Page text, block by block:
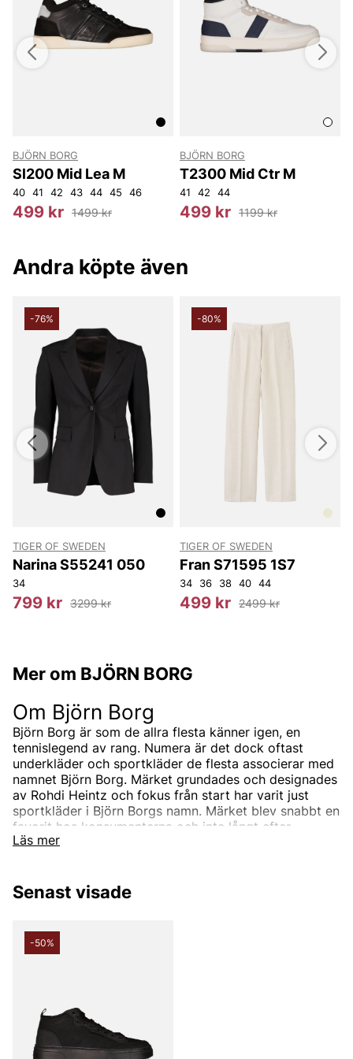
BJÖRN BORG
Sl200 Mid Lea M
40 41 42 43 44 45 46
499 kr 1499 kr
BJÖRN BORG
T2300 Mid Ctr M
41 42 44
499 kr 1199 kr
Andra köpte även
-76%
TIGER OF SWEDEN
Narina S55241 050
34
799 kr 3299 kr
-80%
TIGER OF SWEDEN
Fran S71595 1S7
34 36 38 40 44
499 kr 2499 kr
Mer om BJÖRN BORG
Läs mer
Om Björn Borg
Björn Borg är som de allra flesta känner igen, en
tennislegend av rang. Numera är det dock oftast
underkläder och sportkläder de flesta associerar med
namnet Björn Borg. Märket grundades och designades
av Rohdi Heintz och fokus från start har varit just
sportkläder i Björn Borgs namn. Märket blev snabbt en
favorit hos konsumenterna och inte långt efter
lansering började Heintz spåna på en ny ide om
början ingen självklarhet. På den tiden, tidigt år 1990,
banbrytande.
kalsonger var perfekt utformad för att passa män i
alla storlekar. Den var också till skillnad från den
klassiska Y-modellen av kalsonger mer tilltalande och
blev därefter snabbt en trend runt om i världen.
Senast visade
-50%